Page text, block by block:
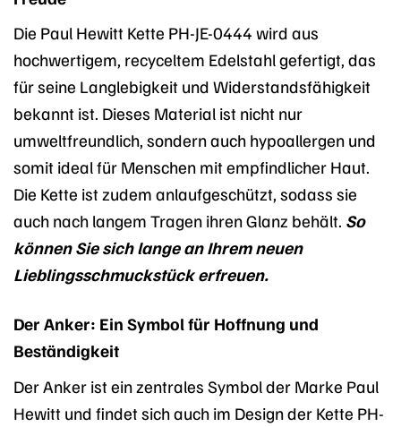
Die Paul Hewitt Kette PH-JE-0444 wird aus
hochwertigem, recyceltem Edelstahl gefertigt, das
für seine Langlebigkeit und Widerstandsfähigkeit
bekannt ist. Dieses Material ist nicht nur
umweltfreundlich, sondern auch hypoallergen und
somit ideal für Menschen mit empfindlicher Haut.
Die Kette ist zudem anlaufgeschützt, sodass sie
auch nach langem Tragen ihren Glanz behält. So
können Sie sich lange an Ihrem neuen
Lieblingsschmuckstück erfreuen.
Der Anker: Ein Symbol für Hoffnung und
Beständigkeit
Der Anker ist ein zentrales Symbol der Marke Paul
Hewitt und findet sich auch im Design der Kette PH-